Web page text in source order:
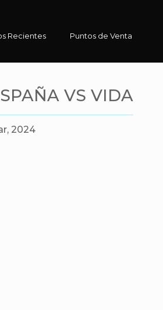
Recientes Puntos de Venta
VS VIDA
2024